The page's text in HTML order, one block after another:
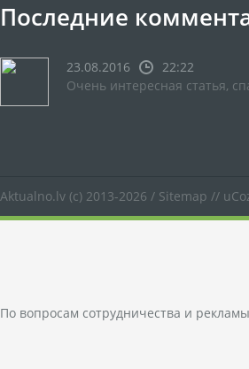
Последние
23.08.2016
22:22
Очень интересная статья,
Aktualno.lv (c) 2013-2026 / Sitemap //
По вопросам сотрудничества и